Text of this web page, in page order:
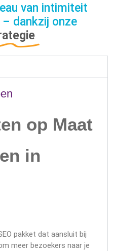
van intimiteit
dankzij onze
op Maat
in
pakket dat aansluit bij
meer bezoekers naar je